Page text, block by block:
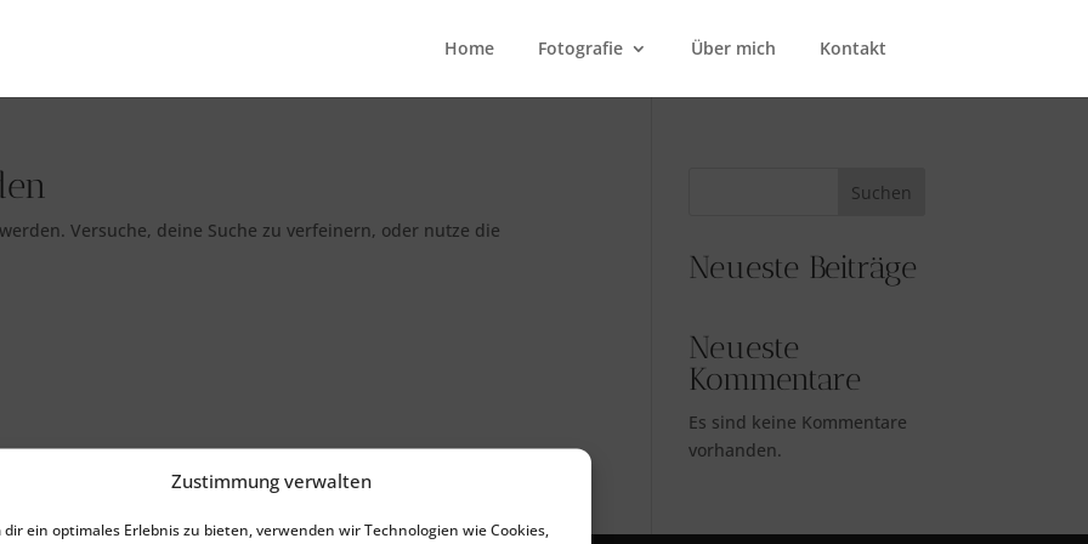
Zustimmung verwalten
dir ein optimales Erlebnis zu bieten, verwenden wir Technologien wie Cookies,
Home Fotografie Über mich Kontakt
Versuche, deine Suche zu verfeinern, oder nutze die
Suchen
Neueste Beiträge
Neueste
Kommentare
Es sind keine Kommentare
vorhanden.